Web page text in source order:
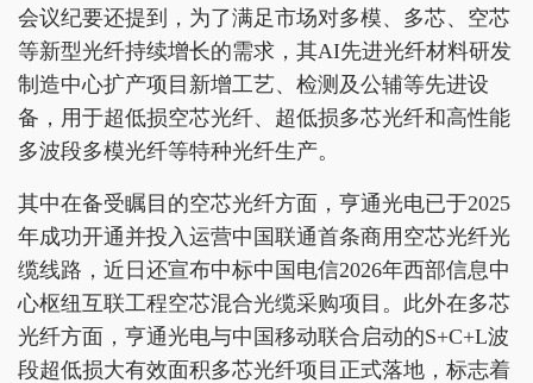
会议纪要还提到，为了满足市场对多模、多芯、空芯
等新型光纤持续增长的需求，其AI先进光纤材料研发
制造中心扩产项目新增工艺、检测及公辅等先进设
备，用于超低损空芯光纤、超低损多芯光纤和高性能
多波段多模光纤等特种光纤生产。
其中在备受瞩目的空芯光纤方面，亨通光电已于2025
年成功开通并投入运营中国联通首条商用空芯光纤光
缆线路，近日还宣布中标中国电信2026年西部信息中
心枢纽互联工程空芯混合光缆采购项目。此外在多芯
光纤方面，亨通光电与中国移动联合启动的S+C+L波
段超低损大有效面积多芯光纤项目正式落地，标志着